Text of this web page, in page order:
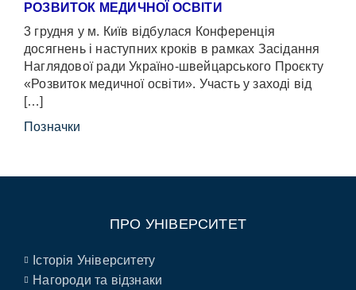
РОЗВИТОК МЕДИЧНОЇ ОСВІТИ
3 грудня у м. Київ відбулася Конференція
досягнень і наступних кроків в рамках Засідання
Наглядової ради Україно-швейцарського Проєкту
«Розвиток медичної освіти». Участь у заході від
[…]
Позначки
ПРО УНІВЕРСИТЕТ
Історія Університету
Нагороди та відзнаки